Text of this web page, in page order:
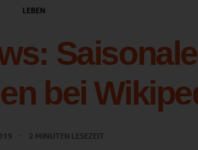
LEBEN
Saisonale
bei
2 MINUTEN LESEZEIT